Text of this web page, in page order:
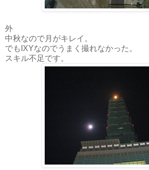
外
中秋なので月がキレイ。
でもIXYなのでうまく撮れなかった。
スキル不足です。